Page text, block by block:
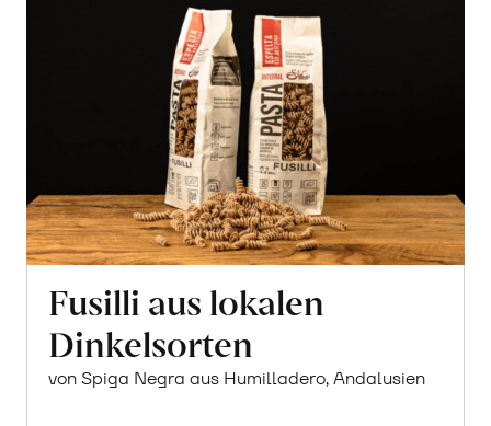
Fusilli aus lokalen
Dinkelsorten
von Spiga Negra aus Humilladero, Andalusien